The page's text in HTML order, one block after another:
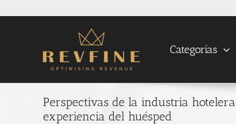
Categorías
Perspectivas de la industria
experiencia del huésped